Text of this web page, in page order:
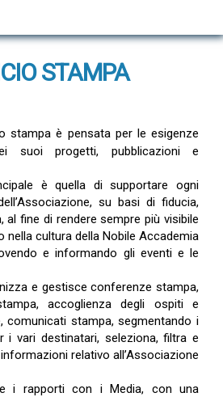
STAMPA
stampa è pensata per le esigenze
suoi progetti, pubblicazioni e
è quella di supportare ogni
su basi di fiducia,
al fine di rendere sempre più visibile
nella cultura della Nobile Accademia
e informando gli eventi e le
e gestisce conferenze stampa,
accoglienza degli ospiti e
comunicati stampa, segmentando i
i vari destinatari, seleziona, filtra e
relativo all’Associazione
i rapporti con i Media, con una